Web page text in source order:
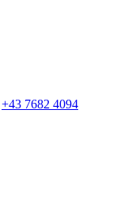
+43 7682 4094